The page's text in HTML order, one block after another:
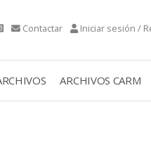
Contactar Iniciar sesión /
ARCHIVOS CARM